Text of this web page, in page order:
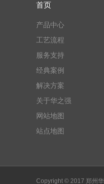
首页
产品中心
工艺流程
服务支持
经典案例
解决方案
关于华之强
网站地图
站点地图
Copyright © 2017 郑州